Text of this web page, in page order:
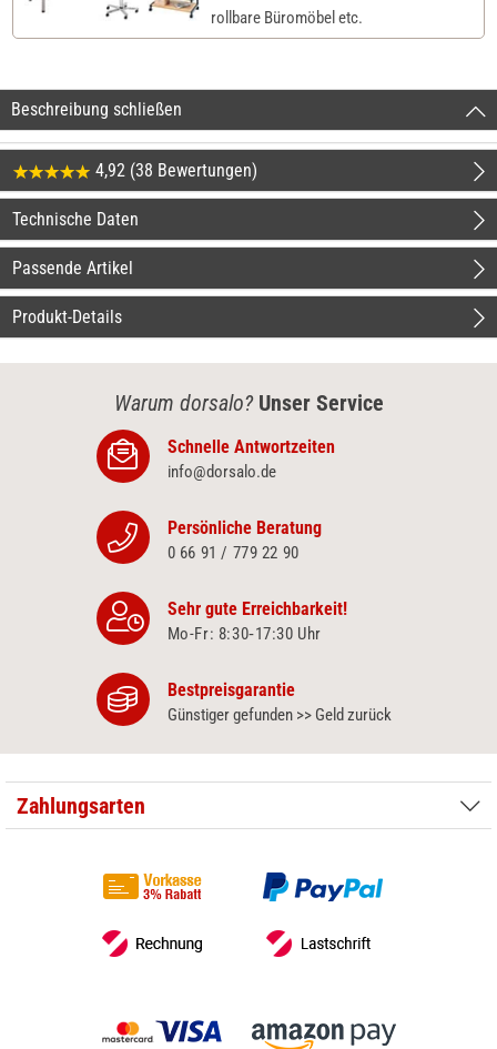
rollbare Büromöbel etc.
Beschreibung schließen
4,92 (38 Bewertungen)
Technische Daten
Passende Artikel
Produkt-Details
Warum dorsalo? Unser Service
Schnelle Antwortzeiten
info@dorsalo.de
Persönliche Beratung
0 66 91 / 779 22 90
Sehr gute Erreichbarkeit!
Mo-Fr: 8:30‑17:30 Uhr
Bestpreisgarantie
Günstiger gefunden >> Geld zurück
Zahlungsarten